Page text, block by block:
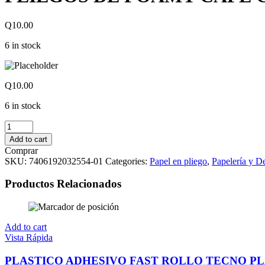
Q10.00
6 in stock
Q10.00
6 in stock
PLIEGOS
DE
FOAMY
CAFE
CLARO
quantity
Add to cart
Comprar
SKU: 7406192032554-01 Categories: Papel en pliego, Papelería y
Productos Relacionados
Add to cart
Vista Rápida
PLASTICO ADHESIVO FAST ROLLO TECNO